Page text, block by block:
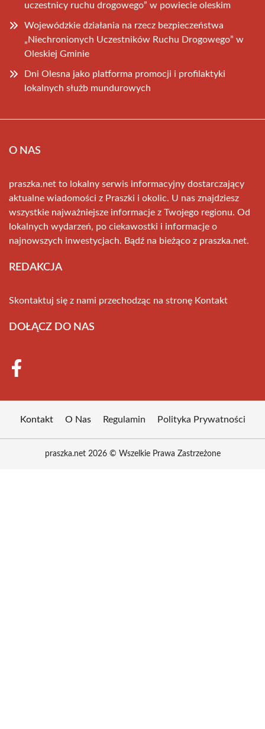
uczestnicy ruchu drogowego” w powiecie oleskim
Wojewódzkie działania na rzecz bezpieczeństwa
„Niechronionych Uczestników Ruchu Drogowego” w
Oleskiej Gminie
Dni Olesna jako platforma promocji i profilaktyki
lokalnych służb mundurowych
O NAS
praszka.net to lokalny serwis informacyjny dostarczający
aktualne wiadomości z Praszki i okolic. U nas znajdziesz
wszystkie najważniejsze informacje z Twojego regionu. Od
lokalnych wydarzeń, po ciekawostki i informacje o
najnowszych inwestycjach. Bądź na bieżąco z praszka.net.
REDAKCJA
Skontaktuj się z nami przechodząc na stronę Kontakt
DOŁĄCZ DO NAS
Kontakt O Nas Regulamin Polityka Prywatności
praszka.net 2026 © Wszelkie Prawa Zastrzeżone